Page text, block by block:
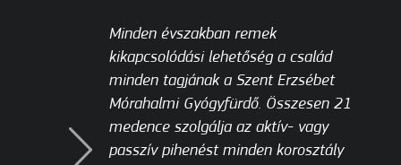
Minden évszakban remek
kikapcsolódási lehetőség a család
minden tagjának a Szent Erzsébet
Mórahalmi Gyógyfürdő. Összesen 21
medence szolgálja az aktív- vagy
passzív pihenést minden korosztály